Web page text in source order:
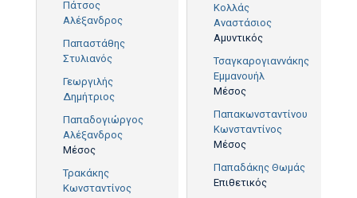
Πάτσος
Αλέξανδρος
Παπαστάθης
Στυλιανός
Γεωργιλής
Δημήτριος
Παπαδογιώργος
Αλέξανδρος
Μέσος
Τρακάκης
Κωνσταντίνος
Κολλάς
Αναστάσιος
Αμυντικός
Τσαγκαρογιαννάκης
Εμμανουήλ
Μέσος
Παπακωνσταντίνου
Κωνσταντίνος
Μέσος
Παπαδάκης Θωμάς
Επιθετικός